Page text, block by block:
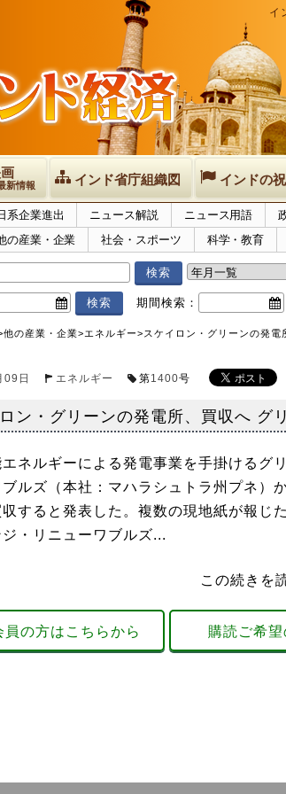
イ
新情報 インド省庁組織図 インドの
系企業進出 ニュース解説 ニュース用語
の産業・企業
社会・スポーツ 科学・教育
期間検索：
他の産業・企業>エネルギー>スケイロン・グリーンの発電
日 エネルギー 第1400号
ン・グリーンの発電所、買収へ グ
ネルギーによる発電事業を手掛けるグ
ブルズ（本社：マハラシュトラ州プネ）
すると発表した。複数の現地紙が報じ
・リニューワブルズ...
この続きを
員の方はこちらから 購読ご希